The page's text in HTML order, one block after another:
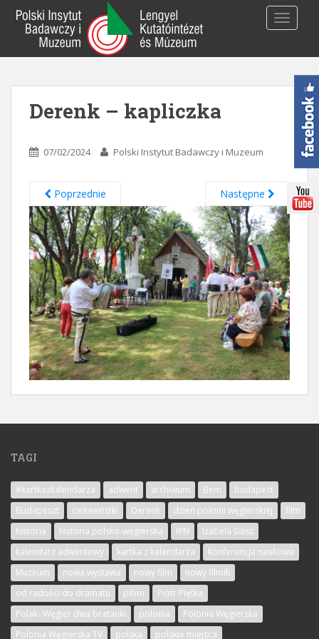
p
Derenk – kapliczka
07/02/2024 Polski Instytut Badawczy i Muzeum
Poprzednie Następne
TAGI
#kartkazkalendarza adwent archiwum Bem
budapest
Budapeszt
ciekawostki Derenk dzień polonii węgierskiej
film
historia
historia polsko-węgierska IPN
Izabela Gass
kalendarz adwentowy
kartka z kalendarza
konferencja naukowa
Muzeum
nowa wystawa nowy film
nowy filmik
od radości do dramatu
pibm
Piotr Piętka
Polak- Węgier dwa bratanki
polonia
Polonia Węgierska
Polonia Węgierska TV
polska polskie miejsca